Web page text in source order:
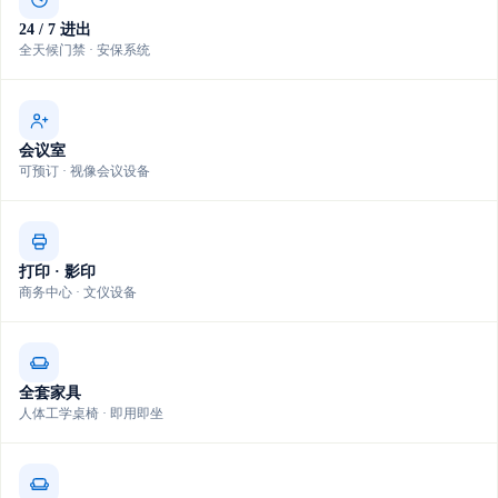
24 / 7 进出
全天候门禁 · 安保系统
会议室
可预订 · 视像会议设备
打印 · 影印
商务中心 · 文仪设备
全套家具
人体工学桌椅 · 即用即坐